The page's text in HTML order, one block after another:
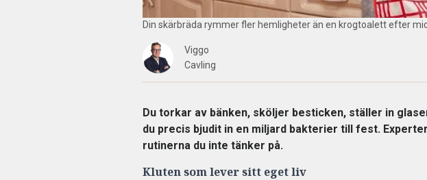
Din skärbräda rymmer fler hemligheter än en krogtoalett efter
Viggo
Cavling
Du torkar av bänken, sköljer besticken, ställer in
du precis bjudit in en miljard bakterier till fest.
rutinerna du inte tänker på.
Kluten som lever sitt eget liv